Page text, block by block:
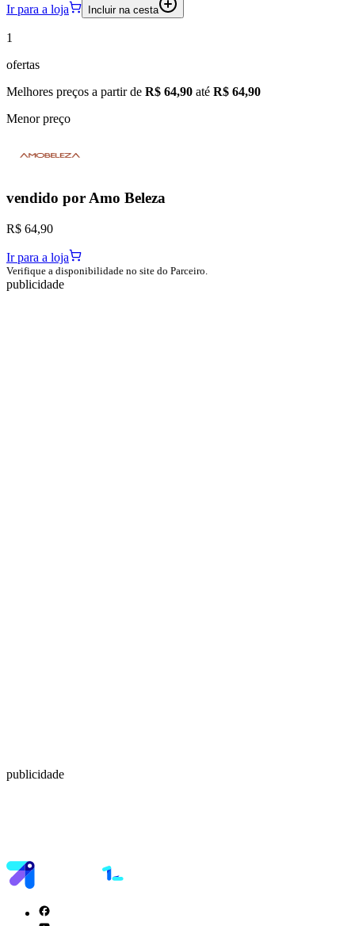
Ir para a loja Incluir na cesta
1
ofertas
Melhores preços a partir de R$ 64,90 até R$ 64,90
Menor preço
vendido porAmo Beleza
R$ 64,90
Ir para a loja
Verifique a disponibilidade no site do Parceiro.
publicidade
publicidade